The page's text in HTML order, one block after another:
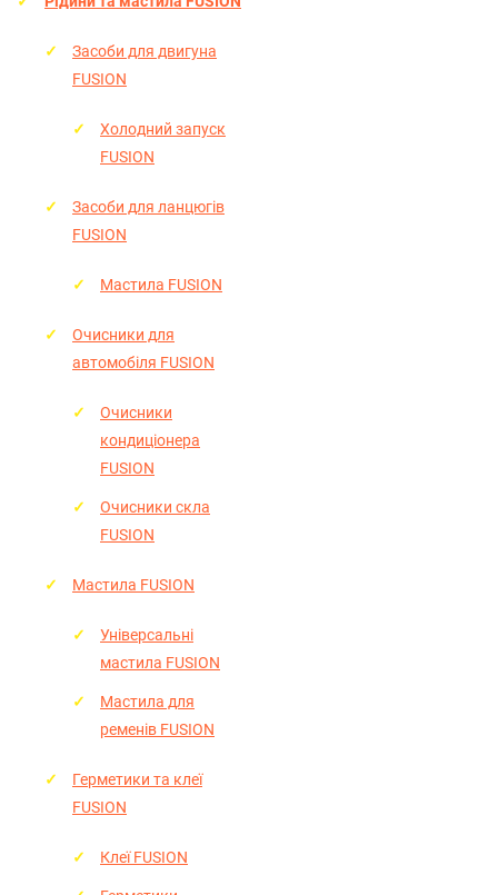
Засоби для двигуна
FUSION
Холодний запуск
FUSION
Засоби для ланцюгів
FUSION
Мастила FUSION
Очисники для
автомобіля FUSION
Очисники
кондиціонера
FUSION
Очисники скла
FUSION
Мастила FUSION
Універсальні
мастила FUSION
Мастила для
ременів FUSION
Герметики та клеї
FUSION
Клеї FUSION